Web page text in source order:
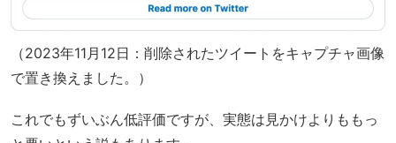
（2023年11月12日：削除されたツイートをキャプチャ画像
で置き換えました。）
これでもずいぶん低評価ですが、実態は見かけよりももっ